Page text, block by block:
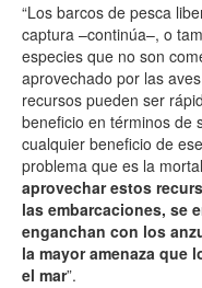
“Los barcos de pesca
captura –continúa–, o
especies que no son
aprovechado por las
recursos pueden ser
beneficio en términos de
cualquier beneficio de
problema que es la
aprovechar estos
las embarcaciones, se
enganchan con los
la mayor amenaza que
el mar”.